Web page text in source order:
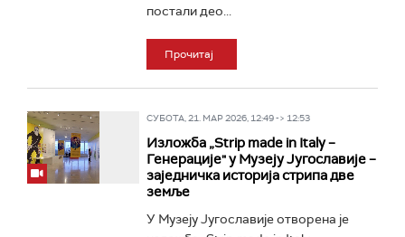
постали део...
Прочитај
СУБОТА, 21. МАР 2026, 12:49 -> 12:53
Изложба „Strip made in Italy –
Генерације" у Музеју Југославије –
заједничка историја стрипа две
земље
У Музеју Југославије отворена је